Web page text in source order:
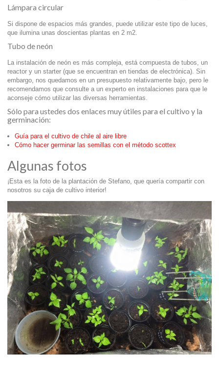
Lámpara circular
Si dispone de espacios más grandes, puede utilizar este tipo de luces,
que ilumina unas doscientas plantas en 2 m2.
Tubo de neón
La instalación de neón es más compleja, está compuesta de tubos, un
reactor y un starter (que se encuentran en tiendas de electrónica). Sin
embargo, nos quedamos en un presupuesto relativamente bajo, pero le
recomendamos que consulte a un experto en instalaciones para que le
aconseje cómo utilizar las diversas herramientas.
Sólo para ustedes dos enlaces muy útiles para el cultivo y la
germinación:
Guía para el cultivo de chile al aire libre
Cómo hacer germinar las semillas con el método scottex
Algunas fotos
¡Esta es la foto de la plantación de Stefano, que quería compartir con
nosotros su caja de cultivo interior!